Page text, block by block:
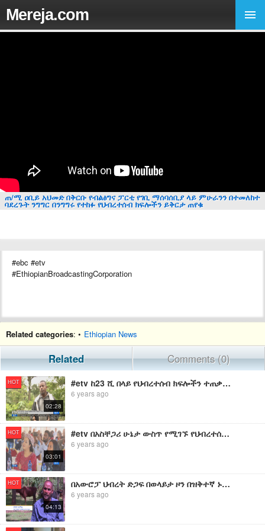
Mereja.com
ጠ/ሚ ዐቢይ አህመድ በቅርቡ የብልፅግና ፓርቲ የገቢ ማሰባሰቢያ ላይ ምሁራንን በተመለከተ
ባደረጉት ንግግር በንግግሩ የተከፉ የህብረተሰብ ክፍሎችን ይቅርታ ጠየቁ
#ebc #etv
#EthiopianBroadcastingCorporation
Related categories: • Ethiopian News
Related Comments (0)
HOT
02:28
#etv ከ23 ሺ በላይ የህብረተሰብ ክፍሎችን ተጠቃሚ የሚያደርግ የደን ልማትና ጥበቃ ኘሮጀክት በካፋ ዞን እየተካሄደ ነው፡፡
6 years ago
HOT
03:01
#etv በአስቸጋሪ ሁኔታ ውስጥ የሚገኙ የህብረተሰብ ክፍሎችን ተባብሮ ለመደበኛ ኑሮ ማብቃት እንደሚገባ ተገለፀ፡፡
6 years ago
HOT
04:13
በአውሮፓ ህብረት ድጋፍ በወላይታ ዞን በዝቅተኛ ኑሮ ላይ የሚገኙ የህብረተሰብ ክፍሎችን ከድህነት ለማውጣት የጥሪት ግንባታ ስራ እየተከናወነ ነው
6 years ago